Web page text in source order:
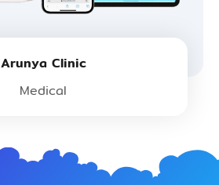
Arunya Clinic
Medical